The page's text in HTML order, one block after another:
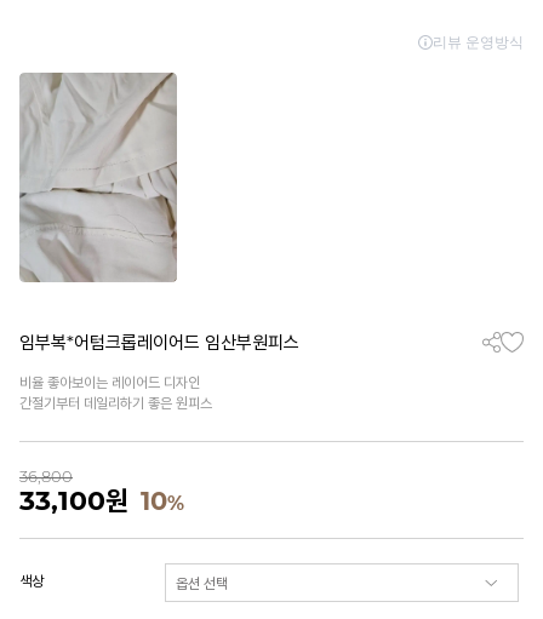
임부복*어텀크롭레이어드 임산부원피스
비율 좋아보이는 레이어드 디자인
간절기부터 데일리하기 좋은 원피스
36,800
33,100원 10%
색상